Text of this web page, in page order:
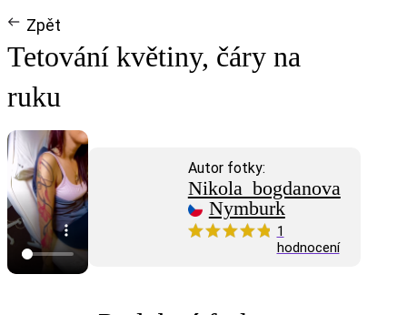
Zpět
Autor fotky:
Nikola_bogdanova
Nymburk
1
hodnocení
Tetování květiny, čáry na
ruku